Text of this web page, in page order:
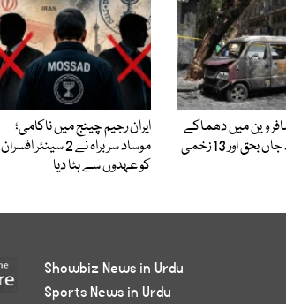
وین میں دھماکے
ایران رجیم چینج میں ناکامی؛
موساد سربراہ نے 2 سینئر افسران
کو عہدوں سے ہٹا دیا
Showbiz News in Urdu
Sports News in Urdu